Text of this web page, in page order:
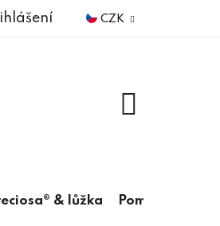
CZK
& lůžka Pomůcky